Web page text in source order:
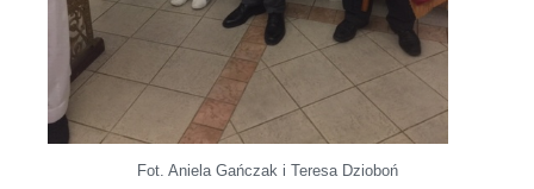
Fot. Aniela Gańczak i Teresa Dzioboń